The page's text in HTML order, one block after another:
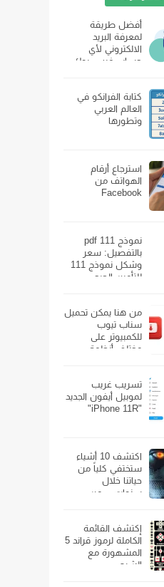
أفضل طريقة
لمعرفة البريد
الالكتروني لأي
حساب فيس بوك
كتابة الفرانكو في
العالم العربي
وتطورها
استرجاع أرقام
الهواتف من
Facebook
نموذج 111 pdf
بالتفصيل: سعر
وشكل نموذج 111
للتأمين الصحي
من هنا يمكن تحميل
سناب تيوب
للكمبيوتر على
مختلف أنظمة
تسريب غريب
لموبيل أيفون الجديد
"iPhone 11R"
اكتشف 10 أشياء
ستختفي كلياً من
حياتنا خلال
سنوات… من
إكتشف القائمة
الكاملة لرموز قراند 5
المشهورة مع
الشرح